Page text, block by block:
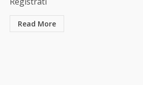
Read More